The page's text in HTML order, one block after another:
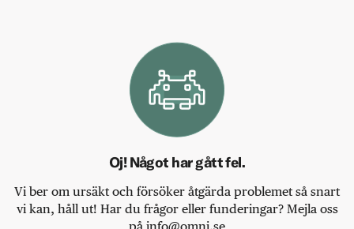
Oj! Något har gått fel.
Vi ber om ursäkt och försöker åtgärda problemet så snart
vi kan, håll ut! Har du frågor eller funderingar? Mejla oss